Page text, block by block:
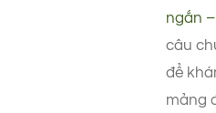
ngắn
câu
để
mảng